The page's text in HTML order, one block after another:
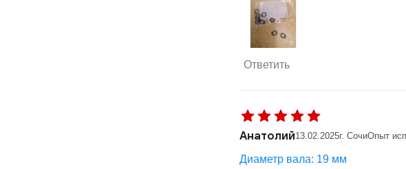
Ответить
Анатолий13.02.2025г. СочиОпыт
Диаметр вала: 19 мм